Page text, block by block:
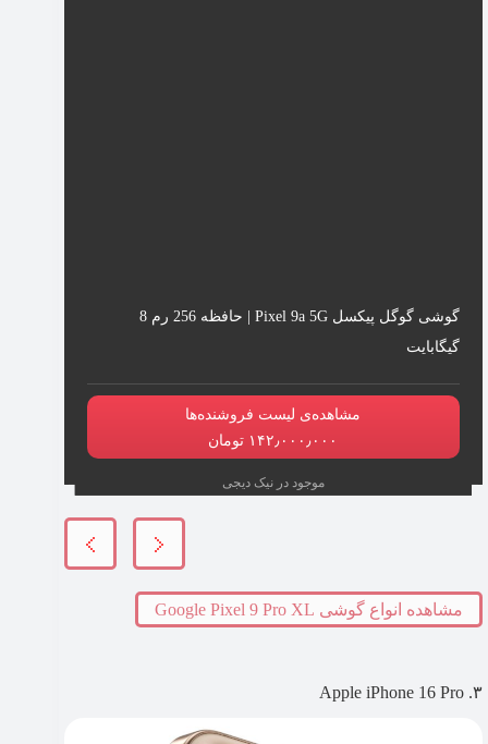
گوشی گوگل پیکسل Pixel 9a 5G | حافظه 256 رم 8
گیگابایت
مشاهده‌ی لیست فروشنده‌ها
۱۴۲٫۰۰۰٫۰۰۰ تومان
موجود در نیک دیجی
مشاهده انواع گوشی Google Pixel 9 Pro XL
۳. Apple iPhone 16 Pro